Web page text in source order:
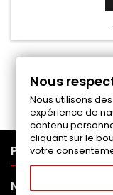
PRODUITS
NOTRE SOCIÉTÉ
Nous
Nous utilisons
expérience de
contenu
cliquant sur le
votre